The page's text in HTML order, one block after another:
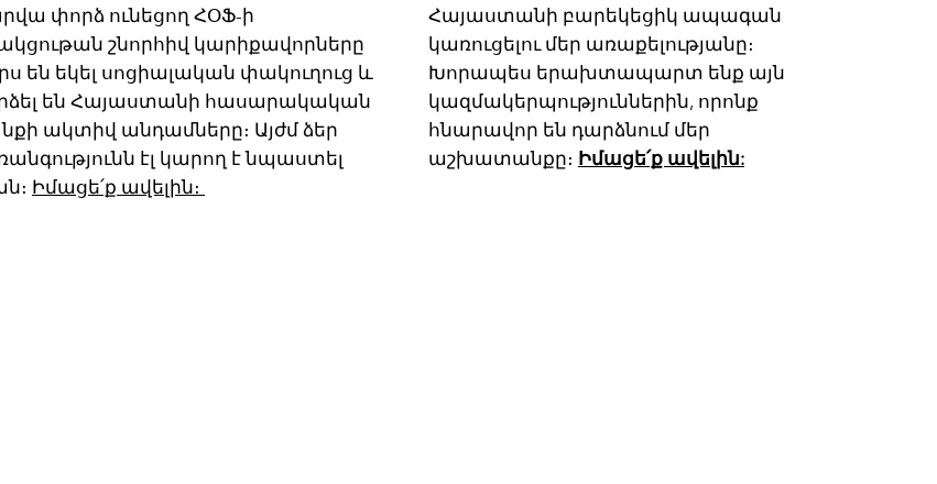
փորձ ունեցող ՀՕՖ-ի
շնորհիվ կարիքավորները
են եկել սոցիալական փակուղուց և
են Հայաստանի հասարակական
ակտիվ անդամները։ Այժմ ձեր
էլ կարող է նպաստել
Իմացե՛ք ավելին։
Հայաստանի բարեկեցիկ ապագան
կառուցելու մեր առաքելությանը։
Խորապես երախտապարտ ենք այն
կազմակերպություններին, որոնք
հնարավոր են դարձնում մեր
աշխատանքը։ Իմացե՛ք ավելին: